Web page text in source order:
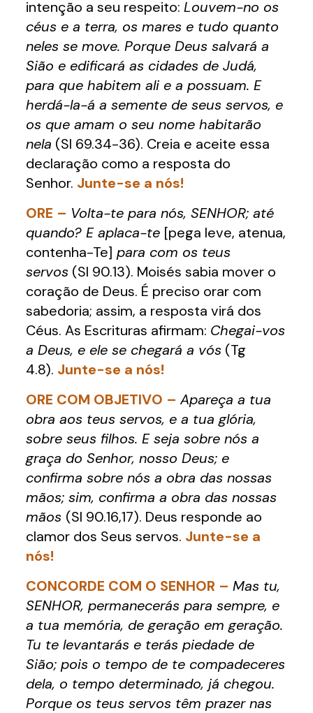
intenção a seu respeito: Louvem-no os
céus e a terra, os mares e tudo quanto
neles se move. Porque Deus salvará a
Sião e edificará as cidades de Judá,
para que habitem ali e a possuam. E
herdá-la-á a semente de seus servos, e
os que amam o seu nome habitarão
nela (Sl 69.34-36). Creia e aceite essa
declaração como a resposta do
Senhor. Junte-se a nós!
ORE – Volta-te para nós, SENHOR; até
quando? E aplaca-te [pega leve, atenua,
contenha-Te] para com os teus
servos(Sl 90.13). Moisés sabia mover o
coração de Deus. É preciso orar com
sabedoria; assim, a resposta virá dos
Céus. As Escrituras afirmam: Chegai-vos
a Deus, e ele se chegará a vós(Tg
4.8). Junte-se a nós!
ORE COM OBJETIVO – Apareça a tua
obra aos teus servos, e a tua glória,
sobre seus filhos. E seja sobre nós a
graça do Senhor, nosso Deus; e
confirma sobre nós a obra das nossas
mãos; sim, confirma a obra das nossas
mãos (Sl 90.16,17). Deus responde ao
clamor dos Seus servos. Junte-se a
nós!
CONCORDE COM O SENHOR – Mas tu,
SENHOR, permanecerás para sempre, e
a tua memória, de geração em geração.
Tu te levantarás e terás piedade de
Sião; pois o tempo de te compadeceres
dela, o tempo determinado, já chegou.
Porque os teus servos têm prazer nas